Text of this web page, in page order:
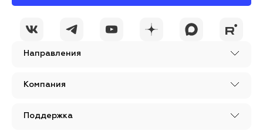
Направления
Компания
Поддержка